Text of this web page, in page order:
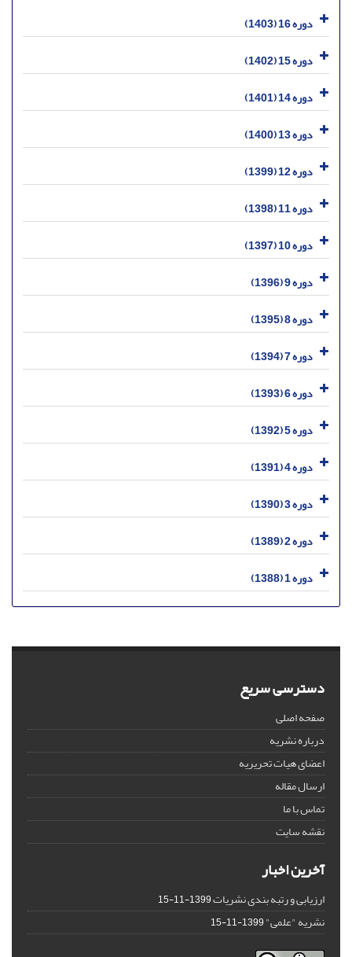
دوره 16 (1403)
دوره 15 (1402)
دوره 14 (1401)
دوره 13 (1400)
دوره 12 (1399)
دوره 11 (1398)
دوره 10 (1397)
دوره 9 (1396)
دوره 8 (1395)
دوره 7 (1394)
دوره 6 (1393)
دوره 5 (1392)
دوره 4 (1391)
دوره 3 (1390)
دوره 2 (1389)
دوره 1 (1388)
دسترسی سریع
صفحه اصلی
درباره نشریه
اعضای هیات تحریریه
ارسال مقاله
تماس با ما
نقشه سایت
آخرین اخبار
ارزیابی و رتبه بندی نشریات1399-11-15
نشریه "علمی"1399-11-15